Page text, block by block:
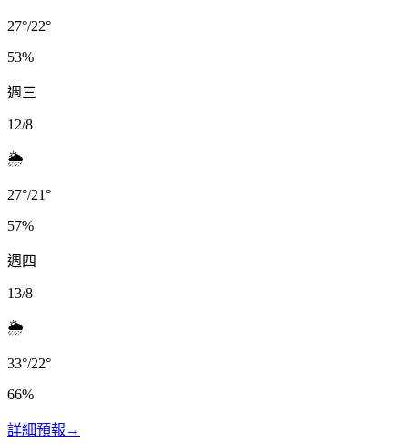
27°/22°
53%
週三
12/8
🌦️
27°/21°
57%
週四
13/8
🌦️
33°/22°
66%
詳細預報 →